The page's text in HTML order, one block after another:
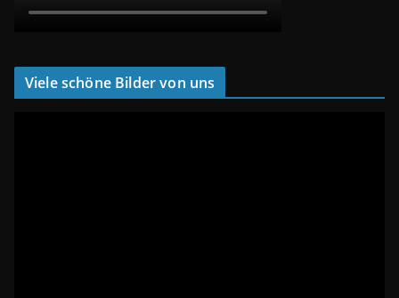
Viele schöne Bilder von uns